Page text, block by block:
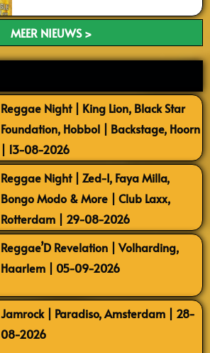
MEER NIEUWS >
Reggae Night | King Lion, Black Star
Foundation, Hobbol | Backstage, Hoorn
| 13-08-2026
Reggae Night | Zed-I, Faya Milla,
Bongo Modo & More | Club Laxx,
Rotterdam | 29-08-2026
Reggae’D Revelation | Volharding,
Haarlem | 05-09-2026
Jamrock | Paradiso, Amsterdam | 28-
08-2026